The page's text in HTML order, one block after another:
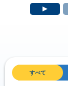
すべて